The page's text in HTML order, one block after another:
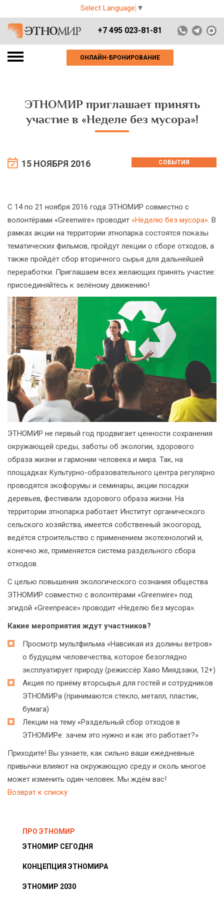
Select Language ▼
+7 495 023-81-81
ОНЛАЙН-БРОНИРОВАНИЕ
ЭТНОМИР приглашает принять
участие в «Неделе без мусора»!
15 НОЯБРЯ 2016 СОБЫТИЯ
С 14 по 21 ноября 2016 года ЭТНОМИР совместно с
волонтёрами «Greenwire» проводит «Неделю без мусора». В
рамках акции на территории этнопарка состоятся показы
тематических фильмов, пройдут лекции о сборе отходов, а
также пройдёт сбор вторичного сырья для дальнейшей
переработки. Приглашаем всех желающих принять участие:
присоединяйтесь к зелёному движению!
ЭТНОМИР не первый год продвигает ценности сохранения
окружающей среды, заботы об экологии, здорового
образа жизни и гармонии человека и мира. Так, на
площадках Культурно-образовательного центра регулярно
проводятся экофорумы и семинары, акции посадки
деревьев, фестивали здорового образа жизни. На
территории этнопарка работает Институт органического
сельского хозяйства, имеется собственный экоогород,
ведётся строительство с применением экотехнологий и,
конечно же, применяется система раздельного сбора
отходов.
С целью повышения экологического сознания общества
ЭТНОМИР совместно с волонтёрами «Greenwire» под
эгидой «Greenpeace» проводит «Неделю без мусора».
Какие мероприятия ждут участников?
Просмотр мультфильма «Навсикая из долины ветров»
о будущем человечества, которое безоглядно
эксплуатирует природу (режиссёр Хаяо Миядзаки, 12+)
Акция по приёму вторсырья для гостей и сотрудников
ЭТНОМИРа (принимаются стекло, металл, пластик,
бумага)
Лекции на тему «Раздельный сбор отходов в
ЭТНОМИРе: зачем это нужно и как это работает?»
Приходите! Вы узнаете, как сильно ваши ежедневные
привычки влияют на окружающую среду и сколь многое
может изменить один человек. Мы ждём вас!
Возврат к списку
ПРО ЭТНОМИР
ЭТНОМИР СЕГОДНЯ
КОНЦЕПЦИЯ ЭТНОМИРА
ЭТНОМИР 2030